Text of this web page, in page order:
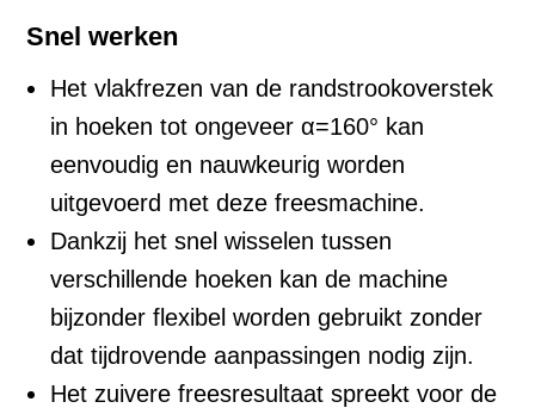
Snel werken
Het vlakfrezen van de randstrookoverstek
in hoeken tot ongeveer α=160° kan
eenvoudig en nauwkeurig worden
uitgevoerd met deze freesmachine.
Dankzij het snel wisselen tussen
verschillende hoeken kan de machine
bijzonder flexibel worden gebruikt zonder
dat tijdrovende aanpassingen nodig zijn.
Het zuivere freesresultaat spreekt voor de